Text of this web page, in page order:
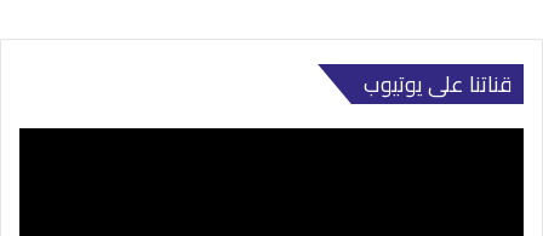
قناتنا على يوتيوب